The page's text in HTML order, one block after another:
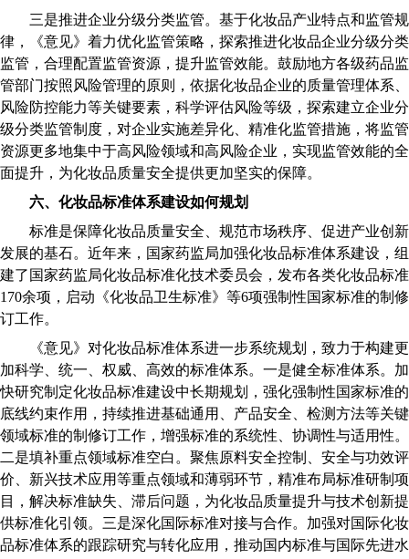
三是推进企业分级分类监管。基于化妆品产业特点和监管规
律，《意见》着力优化监管策略，探索推进化妆品企业分级分类
监管，合理配置监管资源，提升监管效能。鼓励地方各级药品监
管部门按照风险管理的原则，依据化妆品企业的质量管理体系、
风险防控能力等关键要素，科学评估风险等级，探索建立企业分
级分类监管制度，对企业实施差异化、精准化监管措施，将监管
资源更多地集中于高风险领域和高风险企业，实现监管效能的全
面提升，为化妆品质量安全提供更加坚实的保障。
六、化妆品标准体系建设如何规划
标准是保障化妆品质量安全、规范市场秩序、促进产业创新
发展的基石。近年来，国家药监局加强化妆品标准体系建设，组
建了国家药监局化妆品标准化技术委员会，发布各类化妆品标准
170余项，启动《化妆品卫生标准》等6项强制性国家标准的制修
订工作。
《意见》对化妆品标准体系进一步系统规划，致力于构建更
加科学、统一、权威、高效的标准体系。一是健全标准体系。加
快研究制定化妆品标准建设中长期规划，强化强制性国家标准的
底线约束作用，持续推进基础通用、产品安全、检测方法等关键
领域标准的制修订工作，增强标准的系统性、协调性与适用性。
二是填补重点领域标准空白。聚焦原料安全控制、安全与功效评
价、新兴技术应用等重点领域和薄弱环节，精准布局标准研制项
目，解决标准缺失、滞后问题，为化妆品质量提升与技术创新提
供标准化引领。三是深化国际标准对接与合作。加强对国际化妆
品标准体系的跟踪研究与转化应用，推动国内标准与国际先进水